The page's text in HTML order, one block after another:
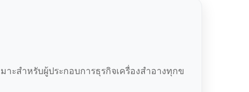
ะสำหรับผู้ประกอบการธุรกิจเครื่องสำอางทุกข